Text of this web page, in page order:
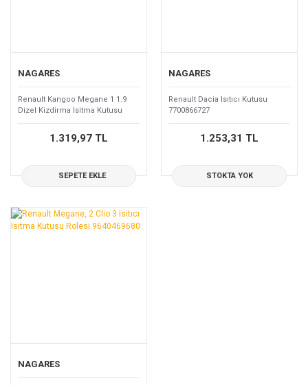
NAGARES
Renault Kangoo Megane 1 1.9
Dizel Kizdirma Isitma Kutusu
7701109860
1.319,97 TL
SEPETE EKLE
NAGARES
Renault Dacia Isıtıcı Kutusu
7700866727
1.253,31 TL
STOKTA YOK
NAGARES